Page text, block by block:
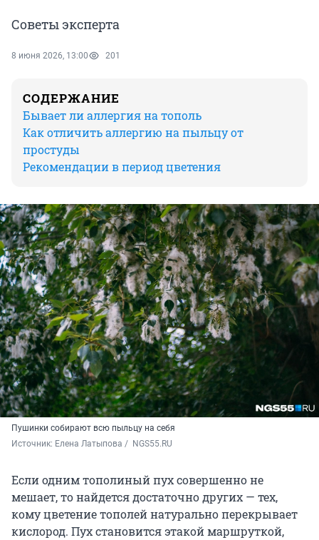
Советы эксперта
8 июня 2026, 13:00 201
СОДЕРЖАНИЕ
Бывает ли аллергия на тополь
Как отличить аллергию на пыльцу от
простуды
Рекомендации в период цветения
Пушинки собирают всю пыльцу на себя
Источник: Елена Латыпова / NGS55.RU
Если одним тополиный пух совершенно не
мешает, то найдется достаточно других — тех,
кому цветение тополей натурально перекрывает
кислород. Пух становится этакой маршруткой,